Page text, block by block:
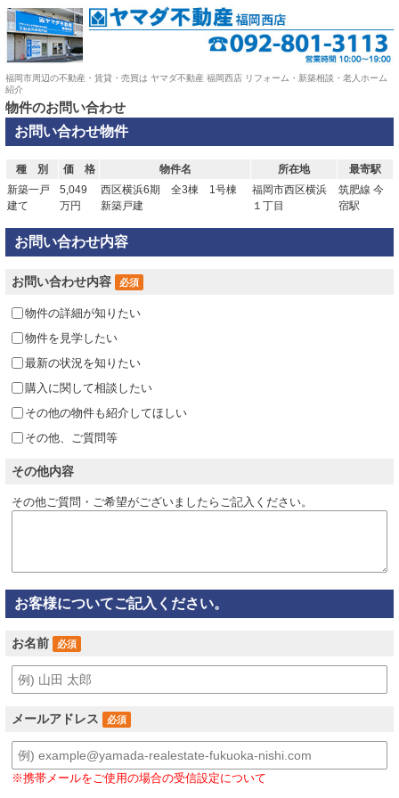
福岡市周辺の不動産・賃貸・売買は ヤマダ不動産 福岡西店 リフォーム・新築相談・老人ホーム
紹介
物件のお問い合わせ
お問い合わせ物件
種 別 価 格 物件名 所在地
最寄駅
新築一戸
建て
5,049
万円
西区横浜6期 全3棟 1号棟
新築戸建
福岡市西区横浜
１丁目
筑肥線 今
宿駅
お問い合わせ内容
お問い合わせ内容 必須
物件の詳細が知りたい
物件を見学したい
最新の状況を知りたい
購入に関して相談したい
その他の物件も紹介してほしい
その他、ご質問等
その他内容
その他ご質問・ご希望がございましたらご記入ください。
お客様についてご記入ください。
お名前 必須
メールアドレス 必須
※携帯メールをご使用の場合の受信設定について